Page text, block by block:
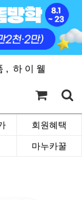
, 하 이 웰
회원혜택
마누카꿀